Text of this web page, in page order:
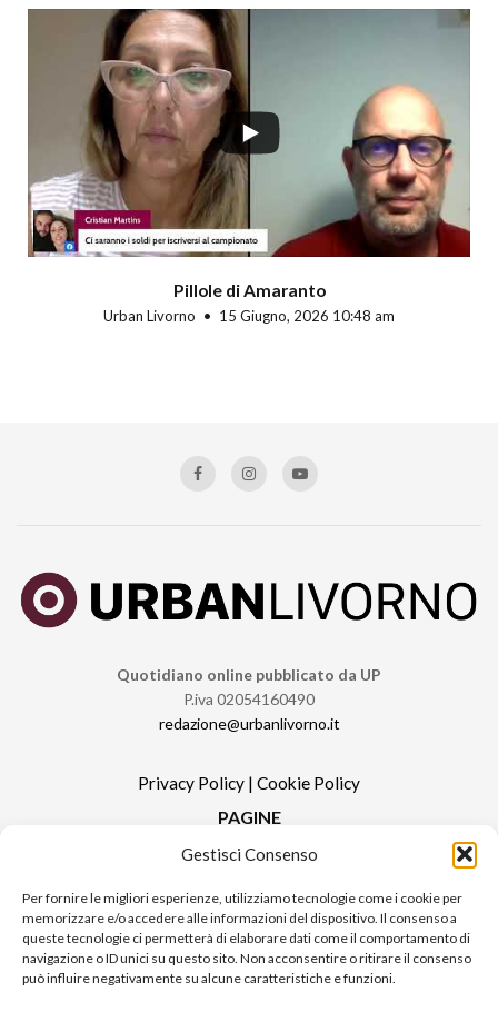
Gestisci Consenso
Per fornire le migliori esperienze, utilizziamo tecnologie come i cookie per
memorizzare e/o accedere alle informazioni del dispositivo. Il consenso a
queste tecnologie ci permetterà di elaborare dati come il comportamento di
navigazione o ID unici su questo sito. Non acconsentire o ritirare il consenso
può influire negativamente su alcune caratteristiche e funzioni.
Pillole di Amaranto
Urban Livorno 15 Giugno, 2026 10:48 am
Quotidiano online pubblicato da UP
P.iva 02054160490
redazione@urbanlivorno.it
Privacy Policy | Cookie Policy
PAGINE
Redazione
Contatti
Pubblicità
Sitemap
RUBRICHE